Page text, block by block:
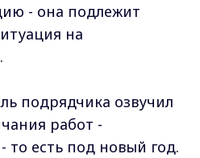
- она подлежит
на
подрядчика озвучил
работ -
то есть под новый год.